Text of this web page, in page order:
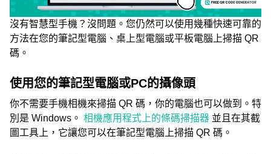
沒有智慧型手機？沒問題。您仍然可以使用幾種快速可靠的
方法在您的筆記型電腦、桌上型電腦或平板電腦上掃描 QR
碼。
使用您的筆記型電腦或PC的攝像頭
你不需要手機相機來掃描 QR 碼，你的電腦也可以做到。特
別是 Windows。 相機應用程式上的條碼掃描器 並且在其截
圖工具上，它讓您可以在筆記型電腦上掃描 QR 碼。